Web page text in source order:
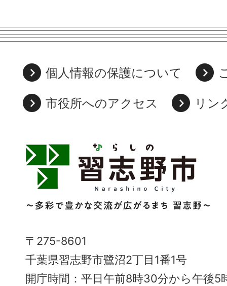
個人情報の保護について
市役所へのアクセス
リン
習
志
野
市
Narashino
City
～
〒275-8601
千葉県習志野市鷺沼2丁目1番1号
開庁時間：平日午前8時30分から午後5